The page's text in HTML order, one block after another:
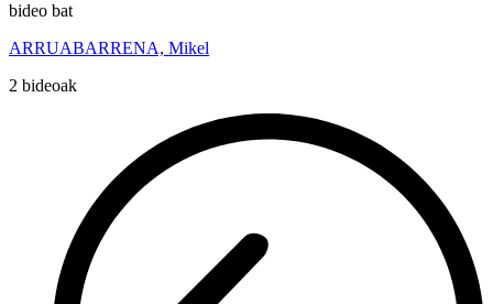
bideo bat
ARRUABARRENA, Mikel
2 bideoak